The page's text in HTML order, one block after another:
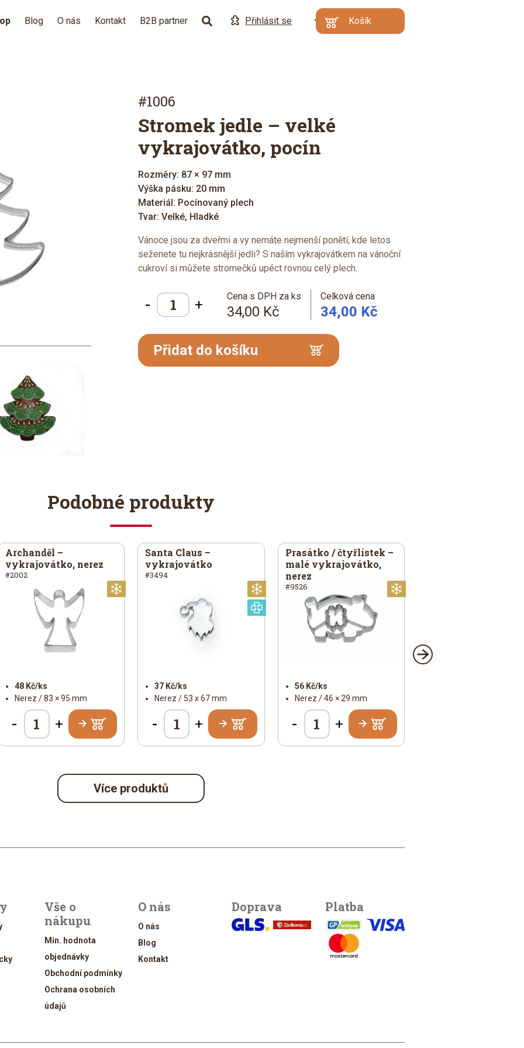
Blog O nás Kontakt B2B partner Přihlásit se
CZ
Kč
Košík
#1006
Stromek jedle – velké
vykrajovátko, pocín
Rozměry: 87 × 97 mm
Výška pásku: 20 mm
Materiál: Pocínovaný plech
Tvar: Velké, Hladké
Vánoce jsou za dveřmi a vy nemáte nejmenší ponětí, kde letos
seženete tu nejkrásnější jedli? S naším vykrajovátkem na vánoční
cukroví si můžete stromečků upéct rovnou celý plech.
- +
Cena s DPH za ks
34,00 Kč
Celková cena
34,00 Kč
Přidat do košíku
Podobné produkty
Archanděl –
vykrajovátko, nerez
#2002
48 Kč/ks
Nerez / 83 × 95 mm
- +
Vánoční
Speciální
Santa Claus –
vykrajovátko
#3494
37 Kč/ks
Nerez / 53 x 67 mm
- +
Prasátko / čtyřlístek –
malé vykrajovátko,
nerez
#9526
56 Kč/ks
Nerez / 46 × 29 mm
- +
Více produktů
Vše o
nákupu
Min. hodnota
objednávky
Obchodní podmínky
Ochrana osobních
údajů
O nás
O nás
Blog
Kontakt
Doprava Platba